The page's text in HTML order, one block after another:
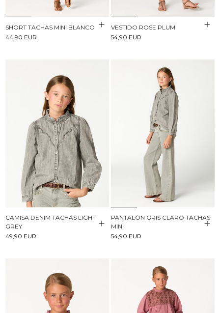
SHORT TACHAS MINI BLANCO
44,90 EUR
VESTIDO ROSE PLUM
54,90 EUR
CAMISA DENIM TACHAS LIGHT
GREY
49,90 EUR
PANTALÓN GRIS CLARO TACHAS
MINI
54,90 EUR